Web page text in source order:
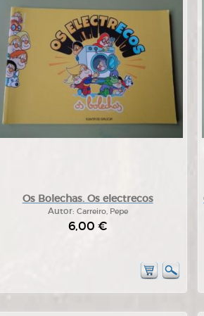
Os Bolechas. Os electrecos
Autor: Carreiro, Pepe
6,00 €